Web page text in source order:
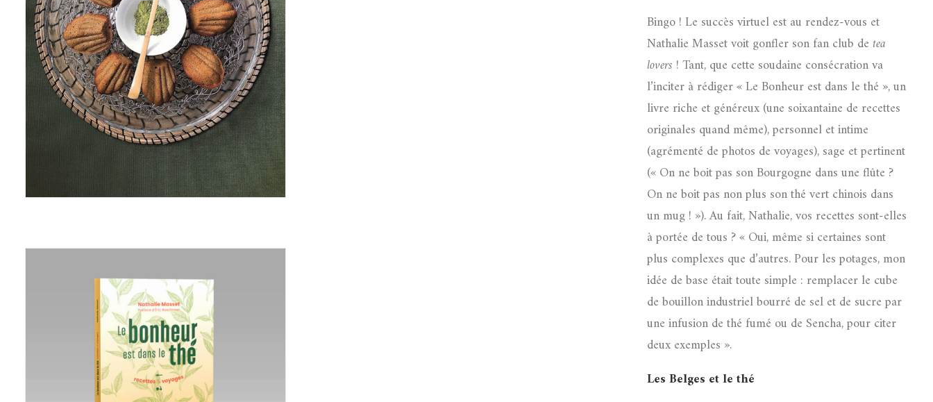
© Nathalie Masset
Bingo ! Le succès virtuel est au rendez-vous et
Nathalie Masset voit gonfler son fan club de tea
lovers ! Tant, que cette soudaine consécration va
l’inciter à rédiger « Le Bonheur est dans le thé », un
livre riche et généreux (une soixantaine de recettes
originales quand même), personnel et intime
(agrémenté de photos de voyages), sage et pertinent
(« On ne boit pas son Bourgogne dans une flûte ?
On ne boit pas non plus son thé vert chinois dans
un mug ! »). Au fait, Nathalie, vos recettes sont-elles
à portée de tous ? « Oui, même si certaines sont
plus complexes que d’autres. Pour les potages, mon
idée de base était toute simple : remplacer le cube
de bouillon industriel bourré de sel et de sucre par
une infusion de thé fumé ou de Sencha, pour citer
deux exemples ».
Les Belges et le thé